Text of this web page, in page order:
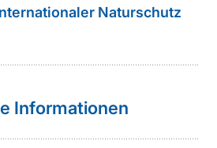
Naturschutz
Informationen